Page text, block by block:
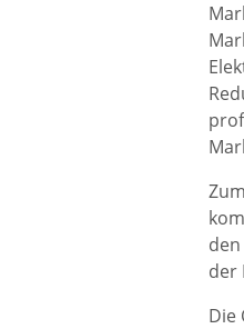
der
Die